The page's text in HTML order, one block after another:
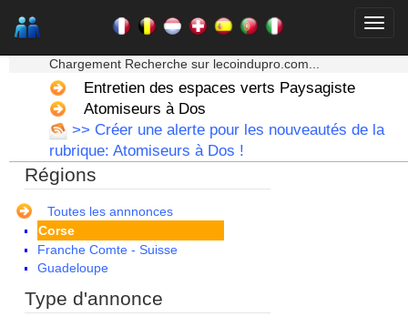
Chargement Recherche sur lecoindupro.com...
Entretien des espaces verts Paysagiste
Atomiseurs à Dos
>> Créer une alerte pour les nouveautés de la
rubrique: Atomiseurs à Dos !
Régions
Toutes les annnonces
Alsace
Aquitaine
Auvergne
Basse Normandie
Bourgogne
Bretagne
Centre
Champagne Ardenne
Corse
Franche Comte - Suisse
Guadeloupe
Haute Normandie
Type d'annonce